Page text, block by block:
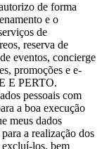
de forma
e o
de
reserva de
eventos, concierge
promoções e e-
E PERTO.
pessoais com
a boa execução
meus dados
a realização dos
excluí-los, bem